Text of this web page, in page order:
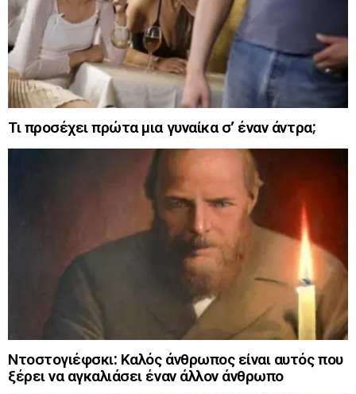
Τι προσέχει πρώτα μια γυναίκα σ’ έναν άντρα;
Ντοστογιέφσκι: Καλός άνθρωπος είναι αυτός που
ξέρει να αγκαλιάσει έναν άλλον άνθρωπο